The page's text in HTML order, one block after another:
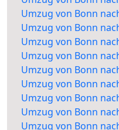
Umzug von Bonn
Umzug von Bonn
Umzug von Bonn
Umzug von Bonn
Umzug von Bonn
Umzug von Bonn
Umzug von Bonn
Umzug von Bonn
Umzug von Bonn